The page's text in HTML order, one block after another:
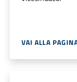
VAI ALLA